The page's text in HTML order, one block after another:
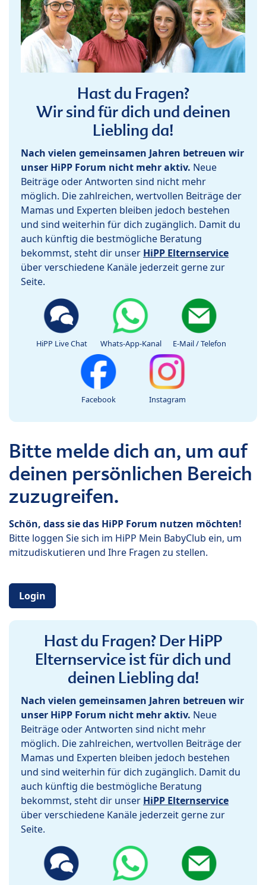
Hast du Fragen?
Wir sind für dich und deinen
Liebling da!
Nach vielen gemeinsamen Jahren betreuen wir
unser HiPP Forum nicht mehr aktiv. Neue
Beiträge oder Antworten sind nicht mehr
möglich. Die zahlreichen, wertvollen Beiträge der
Mamas und Experten bleiben jedoch bestehen
und sind weiterhin für dich zugänglich. Damit du
auch künftig die bestmögliche Beratung
bekommst, steht dir unser HiPP Elternservice
über verschiedene Kanäle jederzeit gerne zur
Seite.
HiPP Live Chat Whats-App-Kanal E-Mail / Telefon
Facebook Instagram
Bitte melde dich an, um auf
deinen persönlichen Bereich
zuzugreifen.
Schön, dass sie das HiPP Forum nutzen möchten!
Bitte loggen Sie sich im HiPP Mein BabyClub ein, um
mitzudiskutieren und Ihre Fragen zu stellen.
Login
Hast du Fragen? Der HiPP
Elternservice ist für dich und
deinen Liebling da!
Nach vielen gemeinsamen Jahren betreuen wir
unser HiPP Forum nicht mehr aktiv. Neue
Beiträge oder Antworten sind nicht mehr
möglich. Die zahlreichen, wertvollen Beiträge der
Mamas und Experten bleiben jedoch bestehen
und sind weiterhin für dich zugänglich. Damit du
auch künftig die bestmögliche Beratung
bekommst, steht dir unser HiPP Elternservice
über verschiedene Kanäle jederzeit gerne zur
Seite.